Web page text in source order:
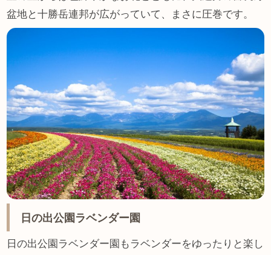
盆地と十勝岳連邦が広がっていて、まさに圧巻です。
日の出公園ラベンダー園
日の出公園ラベンダー園もラベンダーをゆったりと楽し